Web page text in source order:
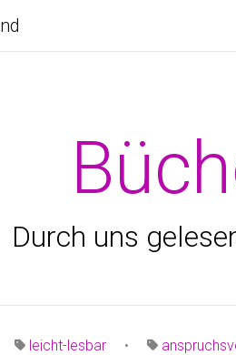
Durch uns
leicht-lesbar •